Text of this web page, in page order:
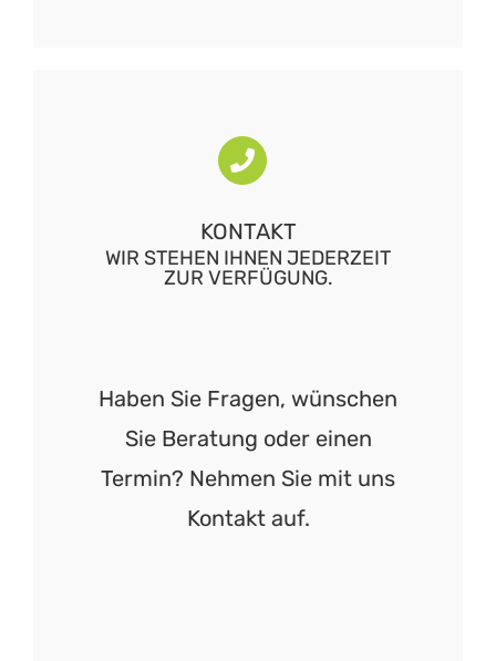
KONTAKT
WIR STEHEN IHNEN JEDERZEIT
ZUR VERFÜGUNG.
Haben Sie Fragen, wünschen
Sie Beratung oder einen
Termin? Nehmen Sie mit uns
Kontakt auf.